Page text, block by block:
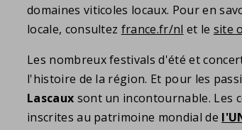
domaines viticoles locaux. Pour en
locale, consultez france.fr/nl et le site
Les nombreux festivals d'été et
l'histoire de la région. Et pour les
Lascaux sont un incontournable. Les
inscrites au patrimoine mondial de